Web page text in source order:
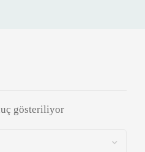
gösteriliyor